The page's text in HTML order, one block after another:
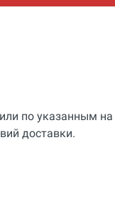
по указанным
доставки.